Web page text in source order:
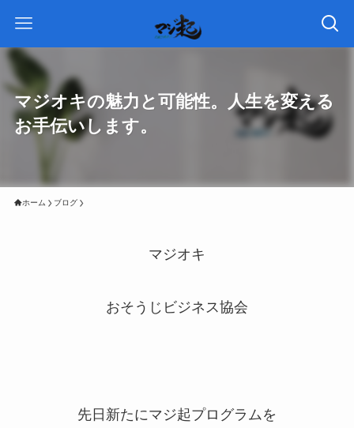
マジオキの魅力と可能性。人生を変える
お手伝いします。
ホーム ブログ
マジオキ
おそうじビジネス協会
先日新たにマジ起プログラムを